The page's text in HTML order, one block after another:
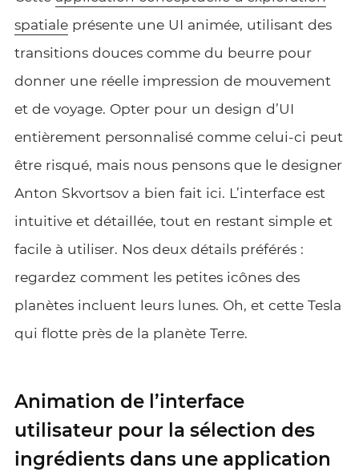
spatialeprésente une UI animée, utilisant des
transitions douces comme du beurre pour
donner une réelle impression de mouvement
et de voyage. Opter pour un design d’UI
entièrement personnalisé comme celui-ci peut
être risqué, mais nous pensons que le designer
Anton Skvortsov a bien fait ici. L’interface est
intuitive et détaillée, tout en restant simple et
facile à utiliser. Nos deux détails préférés :
regardez comment les petites icônes des
planètes incluent leurs lunes. Oh, et cette Tesla
qui flotte près de la planète Terre.
Animation de l’interface
utilisateur pour la sélection des
ingrédients dans une application